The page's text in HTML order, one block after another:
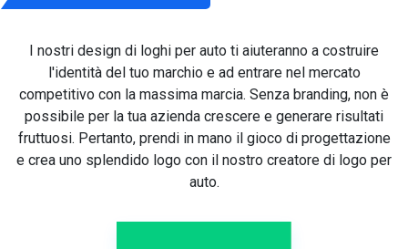
I nostri design di loghi per auto ti aiuteranno a costruire
l'identità del tuo marchio e ad entrare nel mercato
competitivo con la massima marcia. Senza branding, non è
possibile per la tua azienda crescere e generare risultati
fruttuosi. Pertanto, prendi in mano il gioco di progettazione
e crea uno splendido logo con il nostro creatore di logo per
auto.